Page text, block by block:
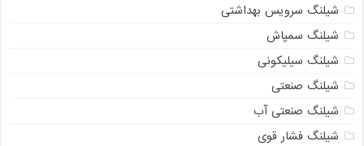
شیلنگ سرویس بهداشتی
شیلنگ سمپاش
شیلنگ سیلیکونی
شیلنگ صنعتی
شیلنگ صنعتی آب
شیلنگ فشار قوی